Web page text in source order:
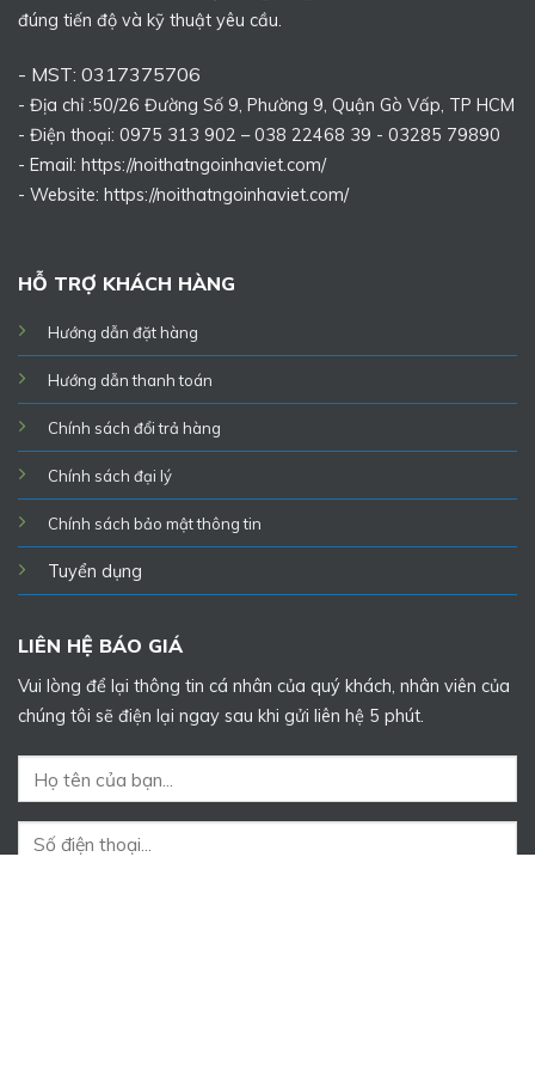
đúng tiến độ và kỹ thuật yêu cầu.
- MST: 0317375706
- Địa chỉ :50/26 Đường Số 9, Phường 9, Quận Gò Vấp, TP HCM
- Điện thoại: 0975 313 902 – 038 22468 39 - 03285 79890
- Email: https://noithatngoinhaviet.com/
- Website: https://noithatngoinhaviet.com/
HỖ TRỢ KHÁCH HÀNG
Hướng dẫn đặt hàng
Hướng dẫn thanh toán
Chính sách đổi trả hàng
Chính sách đại lý
Chính sách bảo mật thông tin
Tuyển dụng
LIÊN HỆ BÁO GIÁ
Vui lòng để lại thông tin cá nhân của quý khách, nhân viên của
chúng tôi sẽ điện lại ngay sau khi gửi liên hệ 5 phút.